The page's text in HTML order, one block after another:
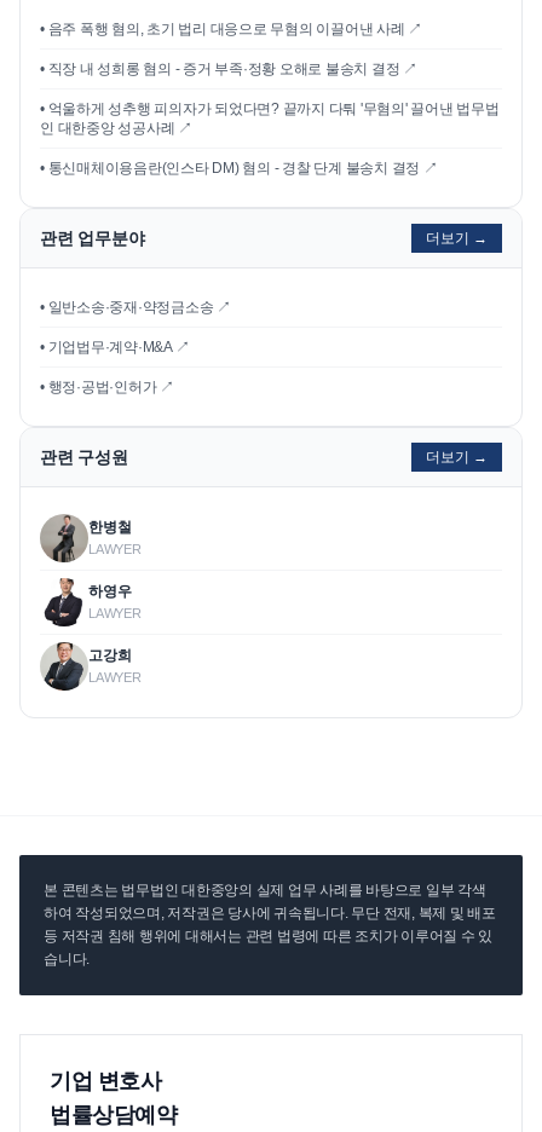
• 음주 폭행 혐의, 초기 법리 대응으로 무혐의 이끌어낸 사례 ↗
• 직장 내 성희롱 혐의 - 증거 부족·정황 오해로 불송치 결정 ↗
• 억울하게 성추행 피의자가 되었다면? 끝까지 다퉈 '무혐의' 끌어낸 법무법
인 대한중앙 성공사례 ↗
• 통신매체이용음란(인스타 DM) 혐의 - 경찰 단계 불송치 결정 ↗
관련 업무분야 더보기 →
• 일반소송·중재·약정금소송 ↗
• 기업법무·계약·M&A ↗
• 행정·공법·인허가 ↗
관련 구성원 더보기 →
한병철
LAWYER
하영우
LAWYER
고강희
LAWYER
본 콘텐츠는 법무법인 대한중앙의 실제 업무 사례를 바탕으로 일부 각색
하여 작성되었으며, 저작권은 당사에 귀속됩니다. 무단 전재, 복제 및 배포
등 저작권 침해 행위에 대해서는 관련 법령에 따른 조치가 이루어질 수 있
습니다.
기업 변호사
법률상담예약